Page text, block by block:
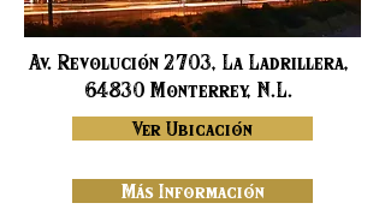
Av. Revolución 2703, La Ladrillera,
64830 Monterrey, N.L.
Ver Ubicación
Más Información